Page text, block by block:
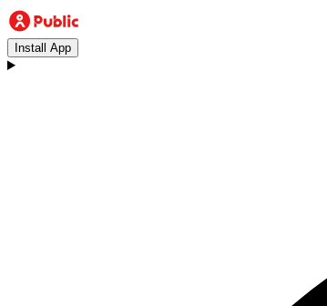
Install App